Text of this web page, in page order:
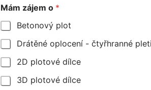
Mám zájem o *
Betonový plot
Drátěné oplocení - čtyřhranné
2D plotové dílce
3D plotové dílce